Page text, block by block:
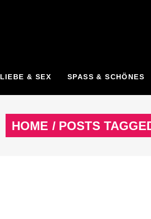
LIEBE & SEX SPASS & SCHÖNES
HOME / POSTS